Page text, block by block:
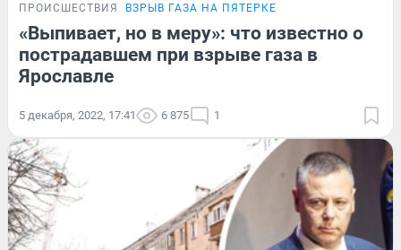
ПРОИСШЕСТВИЯ ВЗРЫВ ГАЗА НА ПЯТЕРКЕ
«Выпивает, но в меру»: что известно о
пострадавшем при взрыве газа в
Ярославле
5 декабря, 2022, 17:41 6 875 1